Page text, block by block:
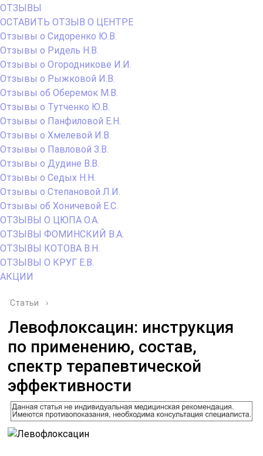
ОТЗЫВЫ
ОСТАВИТЬ ОТЗЫВ О ЦЕНТРЕ
Отзывы о Сидоренко Ю.В.
Отзывы о Ридель Н.В.
Отзывы о Огородникове И.И.
Отзывы о Рыжковой И.В.
Отзывы об Оберемок М.В.
Отзывы о Тутченко Ю.В.
Отзывы о Панфиловой Е.Н.
Отзывы о Хмелевой И.В.
Отзывы о Павловой З.В.
Отзывы о Дудине В.В.
Отзывы о Седых Н.Н.
Отзывы о Степановой Л.И.
Отзывы об Хоничевой Е.С.
ОТЗЫВЫ О ЦЮПА О.А.
ОТЗЫВЫ ФОМИНСКИЙ В.А.
ОТЗЫВЫ КОТОВА В.Н.
ОТЗЫВЫ О КРУГ Е.В.
АКЦИИ
Статьи ›
Левофлоксацин: инструкция
по применению, состав,
спектр терапевтической
эффективности